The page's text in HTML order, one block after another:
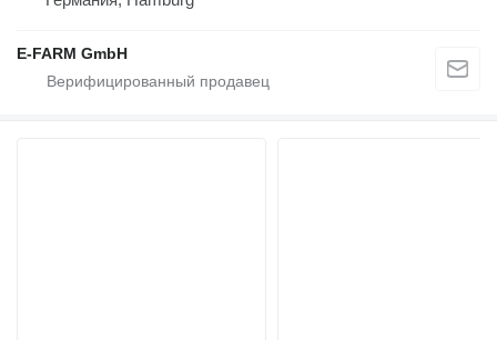
E-FARM GmbH